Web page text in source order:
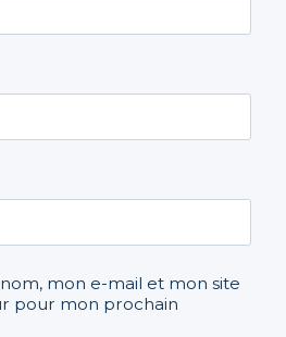
mon e-mail et mon site
pour mon prochain